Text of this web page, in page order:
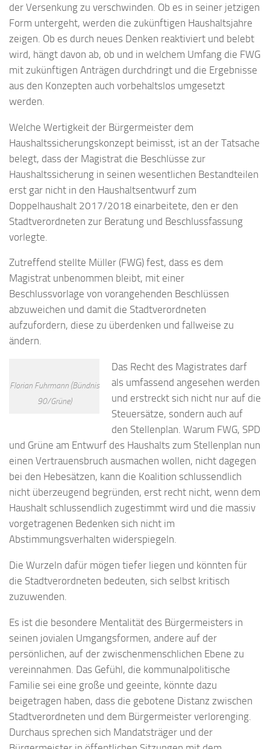
der Versenkung zu verschwinden. Ob es in seiner jetzigen
Form untergeht, werden die zukünftigen Haushaltsjahre
zeigen. Ob es durch neues Denken reaktiviert und belebt
wird, hängt davon ab, ob und in welchem Umfang die FWG
mit zukünftigen Anträgen durchdringt und die Ergebnisse
aus den Konzepten auch vorbehaltslos umgesetzt
werden.
Welche Wertigkeit der Bürgermeister dem
Haushaltssicherungskonzept beimisst, ist an der Tatsache
belegt, dass der Magistrat die Beschlüsse zur
Haushaltssicherung in seinen wesentlichen Bestandteilen
erst gar nicht in den Haushaltsentwurf zum
Doppelhaushalt 2017/2018 einarbeitete, den er den
Stadtverordneten zur Beratung und Beschlussfassung
vorlegte.
Zutreffend stellte Müller (FWG) fest, dass es dem
Magistrat unbenommen bleibt, mit einer
Beschlussvorlage von vorangehenden Beschlüssen
abzuweichen und damit die Stadtverordneten
aufzufordern, diese zu überdenken und fallweise zu
ändern.
Florian Fuhrmann (Bündnis
90/Grüne)
Das Recht des Magistrates darf
als umfassend angesehen werden
und erstreckt sich nicht nur auf die
Steuersätze, sondern auch auf
den Stellenplan. Warum FWG, SPD
und Grüne am Entwurf des Haushalts zum Stellenplan nun
einen Vertrauensbruch ausmachen wollen, nicht dagegen
bei den Hebesätzen, kann die Koalition schlussendlich
nicht überzeugend begründen, erst recht nicht, wenn dem
Haushalt schlussendlich zugestimmt wird und die massiv
vorgetragenen Bedenken sich nicht im
Abstimmungsverhalten widerspiegeln.
Die Wurzeln dafür mögen tiefer liegen und könnten für
die Stadtverordneten bedeuten, sich selbst kritisch
zuzuwenden.
Es ist die besondere Mentalität des Bürgermeisters in
seinen jovialen Umgangsformen, andere auf der
persönlichen, auf der zwischenmenschlichen Ebene zu
vereinnahmen. Das Gefühl, die kommunalpolitische
Familie sei eine große und geeinte, könnte dazu
beigetragen haben, dass die gebotene Distanz zwischen
Stadtverordneten und dem Bürgermeister verlorenging.
Durchaus sprechen sich Mandatsträger und der